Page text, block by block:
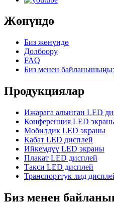
Жөнүндө
Биз жөнүндө
Долбоору
FAQ
Биз менен
Продукциялар
Ижарага алынган LED
Конференция LED
Мобилдик LED экраны
Кабат LED дисплей
Ийкемдүү LED экраны
Плакат LED дисплей
Такси LED дисплей
Транспорттук лид
Биз менен